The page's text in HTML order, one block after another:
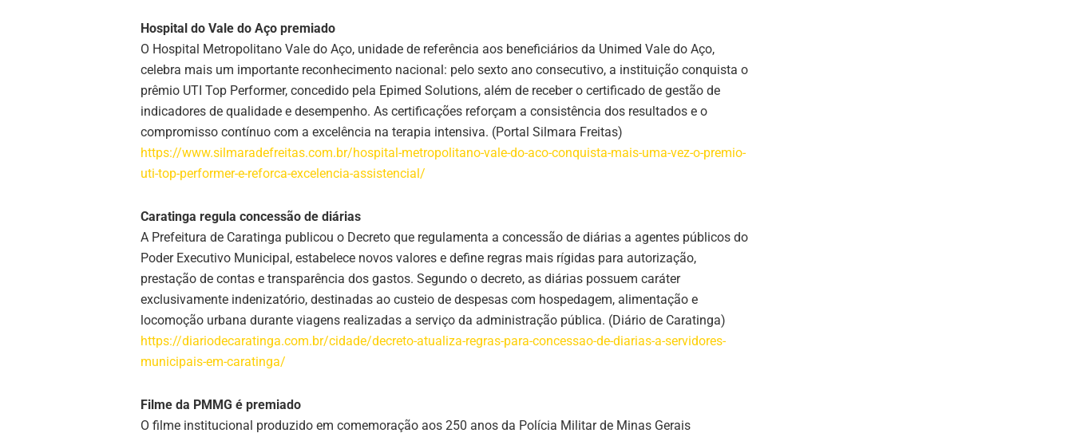
Hospital do Vale do Aço premiado
O Hospital Metropolitano Vale do Aço, unidade de referência aos beneficiários da Unimed Vale do Aço,
celebra mais um importante reconhecimento nacional: pelo sexto ano consecutivo, a instituição conquista o
prêmio UTI Top Performer, concedido pela Epimed Solutions, além de receber o certificado de gestão de
indicadores de qualidade e desempenho. As certificações reforçam a consistência dos resultados e o
compromisso contínuo com a excelência na terapia intensiva. (Portal Silmara Freitas)
https://www.silmaradefreitas.com.br/hospital-metropolitano-vale-do-aco-conquista-mais-uma-vez-o-premio-
uti-top-performer-e-reforca-excelencia-assistencial/
Caratinga regula concessão de diárias
A Prefeitura de Caratinga publicou o Decreto que regulamenta a concessão de diárias a agentes públicos do
Poder Executivo Municipal, estabelece novos valores e define regras mais rígidas para autorização,
prestação de contas e transparência dos gastos. Segundo o decreto, as diárias possuem caráter
exclusivamente indenizatório, destinadas ao custeio de despesas com hospedagem, alimentação e
locomoção urbana durante viagens realizadas a serviço da administração pública. (Diário de Caratinga)
https://diariodecaratinga.com.br/cidade/decreto-atualiza-regras-para-concessao-de-diarias-a-servidores-
municipais-em-caratinga/
Filme da PMMG é premiado
O filme institucional produzido em comemoração aos 250 anos da Polícia Militar de Minas Gerais